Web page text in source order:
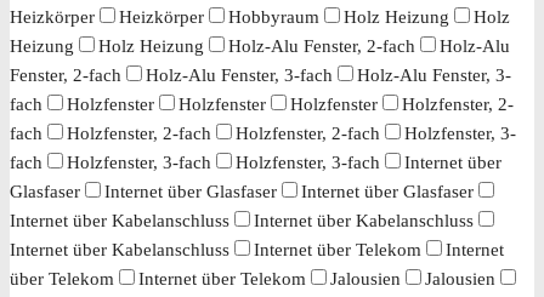
Heizkörper
Heizkörper Hobbyraum Holz Heizung
Holz
Heizung
Holz Heizung Holz-Alu Fenster, 2-fach
Holz-Alu
Fenster, 2-fach
Holz-Alu Fenster, 3-fach
Holz-Alu Fenster, 3-
fach
Holzfenster Holzfenster Holzfenster
Holzfenster, 2-
fach
Holzfenster, 2-fach Holzfenster, 2-fach
Holzfenster, 3-
fach
Holzfenster, 3-fach Holzfenster, 3-fach
Internet über
Glasfaser
Internet über Glasfaser
Internet über Glasfaser
Internet über Kabelanschluss
Internet über Kabelanschluss
Internet über Kabelanschluss
Internet über Telekom
Internet
über Telekom
Internet über Telekom Jalousien
Jalousien